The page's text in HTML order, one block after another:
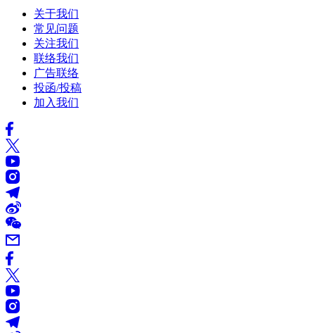
关于我们
常见问题
关注我们
联络我们
广告联络
投函/投稿
加入我们